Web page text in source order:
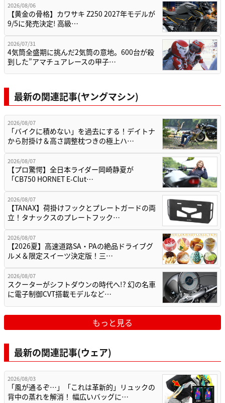
2026/08/06
【黄金の骨格】カワサキ Z250 2027年モデルが
9/5に発売決定! 高級…
2026/07/31
4気筒全盛期に挑んだ2気筒の意地。600台が殺
到した”アマチュアレースの甲子…
最新の関連記事(ヤングマシン)
2026/08/07
「バイクに積めない」を過去にする！デイトナ
から肘掛け＆高さ調整枕つきの極上ハ…
2026/08/07
【プロ驚愕】全日本ライダー岡崎静夏が
「CB750 HORNET E-Clut…
2026/08/07
【TANAX】荷掛けフックとプレートガードの両
立！タナックスのプレートフック…
2026/08/07
【2026夏】高速道路SA・PAの絶品ドライブグ
ルメ＆限定スイーツ決定版！三…
2026/08/07
スクーターがシフトダウンの時代へ!? 幻の名車
に電子制御CVT搭載モデルなど…
もっと見る
最新の関連記事(ウェア)
2026/08/03
「風が通るぞ…」「これは革新的」リュックの
背中の蒸れを解消！ 幅広いバッグに…